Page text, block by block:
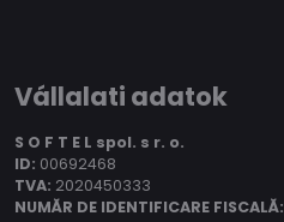
Vállalati adatok
S O F T E L spol. s r. o.
ID: 00692468
TVA: 2020450333
NUMĂR DE IDENTIFICARE FISCALĂ: